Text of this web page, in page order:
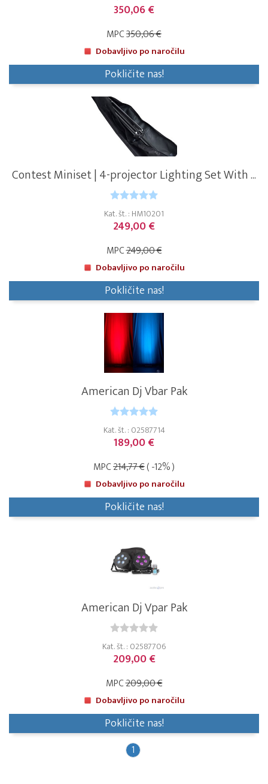
350,06 €
MPC350,06 €
Dobavljivo po naročilu
Pokličite nas!
Contest Miniset | 4-projector Lighting Set With ...
Kat. št. : HM10201
249,00 €
MPC249,00 €
Dobavljivo po naročilu
Pokličite nas!
American Dj Vbar Pak
Kat. št. : 02587714
189,00 €
MPC214,77 €( -12% )
Dobavljivo po naročilu
Pokličite nas!
American Dj Vpar Pak
Kat. št. : 02587706
209,00 €
MPC209,00 €
Dobavljivo po naročilu
Pokličite nas!
1